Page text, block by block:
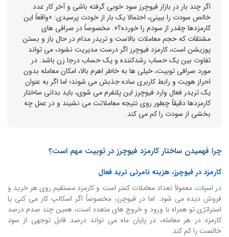
اگر چند بار در بازار فیوچرز سود خوبی گرفته باشی و آخر کار عدد
خالص سودت را ببینی، احتمالا یک بار از خودت پرسیدی: «واقعاً این
کارمزدها چقدر از سودم را خورده؟». مخصوصاً در صرافی های
مشتقات که حجم معاملات بالاست و تریدر مدام در حال باز و بستن
پوزیشن است، کارمزد فیوچرز اگر درست مدیریت نشود، می تواند
تفاوت بین یک حساب رشدکننده و یک حساب درجا زن باشد. در
مورد صرافی توبیت، خیلی ها به خاطر اهرم بالا، امکان معامله بدون
احراز هویت و رابط کاربری ساده جذبش می شوند؛ اما اگر به عنوان
یک تریدر فعال وارد فیوچرز این پلتفرم می شوی، باید بدانی ساختار
کارمزدها دقیقاً چطور روی نتیجه معاملاتت می نشیند و در عمل چه
بخشی از سودت را کم می کند.
چرا فهمیدن ساختار کارمزد فیوچرز در توبیت مهم است؟
کارمزد در فیوچرز، هزینه نامرئی ترید فعال
در اسپات، معمولاً تعداد معاملات کمتر است و کارمزد مستقیم روی هر خرید و
فروش دیده می شود. اما در فیوچرز، مخصوصاً اگر اسکالپ کار می کنی یا
استراتژی تو همراه با ورود و خروج های متعدد است، همین چند صدم درصد
کارمزد در هر معامله، در پایان ماه می تواند درصد قابل توجهی از سود
خالصت را کم کند.